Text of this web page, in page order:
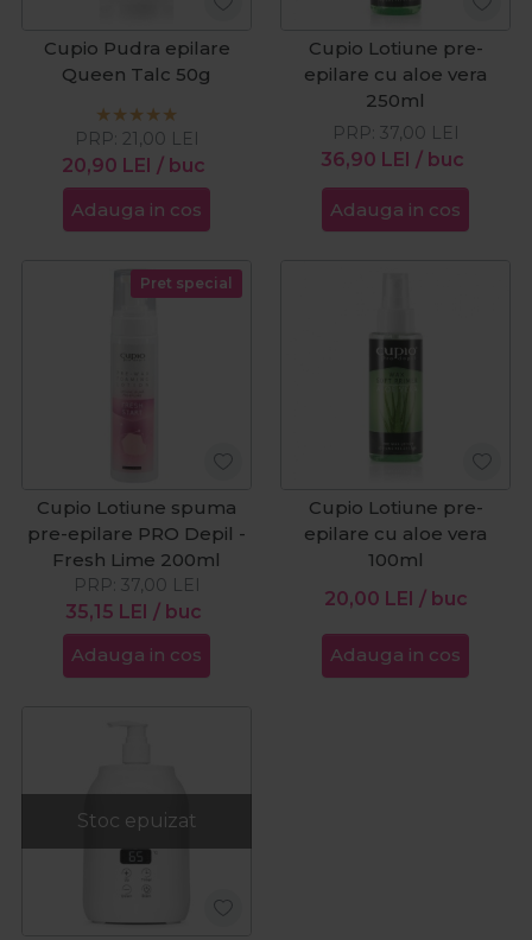
Cupio Pudra epilare
Queen Talc 50g
20,90 LEI / buc
PRP: 21,00 LEI
Adauga in cos
Cupio Lotiune pre-
epilare cu aloe vera
250ml
36,90 LEI / buc
PRP: 37,00 LEI
Adauga in cos
Pret special
Cupio Lotiune spuma
pre-epilare PRO Depil -
Fresh Lime 200ml
35,15 LEI / buc
PRP: 37,00 LEI
Adauga in cos
Cupio Lotiune pre-
epilare cu aloe vera
100ml
20,00 LEI / buc
Adauga in cos
Stoc epuizat